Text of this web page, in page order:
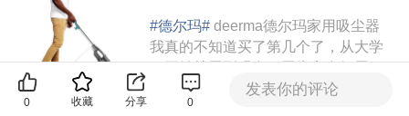
#德尔玛# deerma德尔玛家用吸尘器
我真的不知道买了第几个了，从大学
一开始就用到现在。因为实在好用，
给妈妈，给朋友送过很多。不仅才99
块算是平价中的战斗机，而且几乎
2018-07-05 704
0 收藏 分享 0
发表你的评论